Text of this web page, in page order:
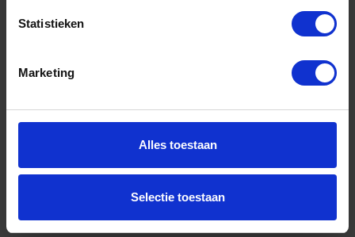
Statistieken
Marketing
Alles toestaan
Selectie toestaan
Artikelnummer merk: 83358.0025
€ 5,13 incl. BTW
Bestel nu!